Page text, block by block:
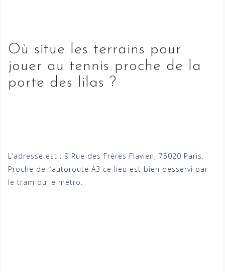
Où situe les terrains pour
jouer au tennis proche de la
porte des lilas ?
L’adresse est : 9 Rue des Frères Flavien, 75020 Paris.
Proche de l’autoroute A3 ce lieu est bien desservi par
le tram ou le métro.